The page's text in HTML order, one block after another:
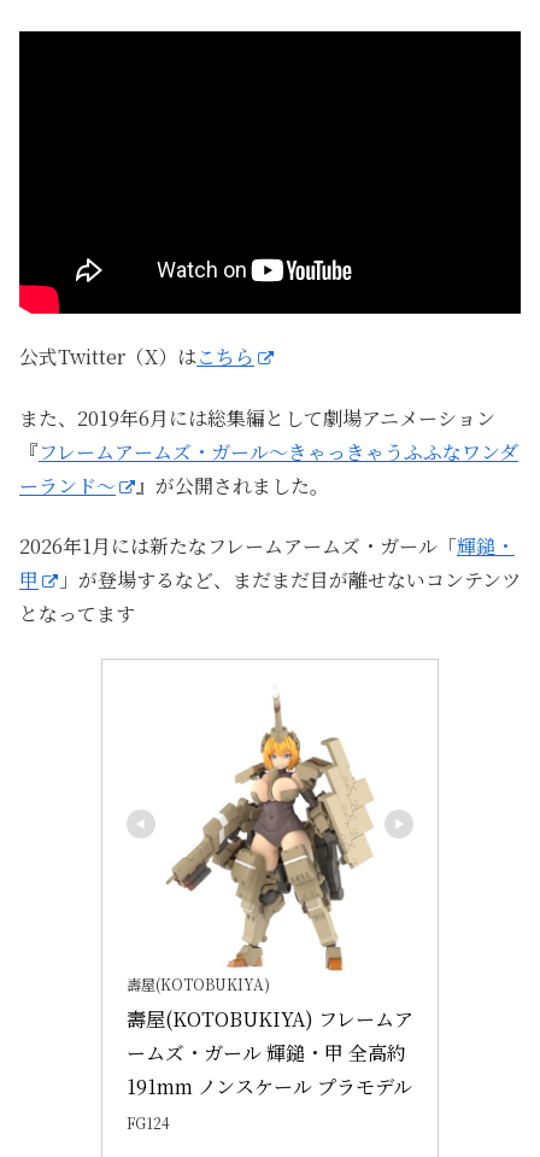
公式Twitter（X）はこちら
また、2019年6月には総集編として劇場アニメーション
『フレームアームズ・ガール～きゃっきゃうふふなワンダ
ーランド～
』が公開されました。
2026年1月には新たなフレームアームズ・ガール「輝鎚・
甲
」が登場するなど、まだまだ目が離せないコンテンツ
となってます
壽屋(KOTOBUKIYA)
壽屋(KOTOBUKIYA) フレームア
ームズ・ガール 輝鎚・甲 全高約
191mm ノンスケール プラモデル
FG124